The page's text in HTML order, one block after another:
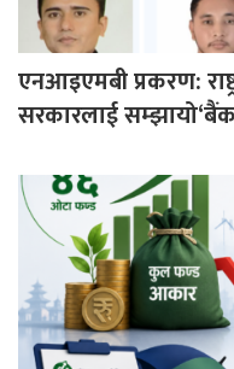
एनआइएमबी प्रकरण:
सरकारलाई सम्झायो‘बैंक